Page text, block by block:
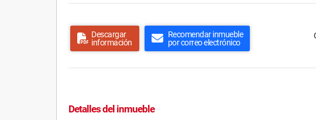
Descargar
información
Recomendar inmueble
por correo electrónico
Detalles del inmueble